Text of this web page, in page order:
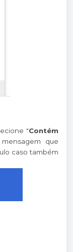
"Contém
que
caso também